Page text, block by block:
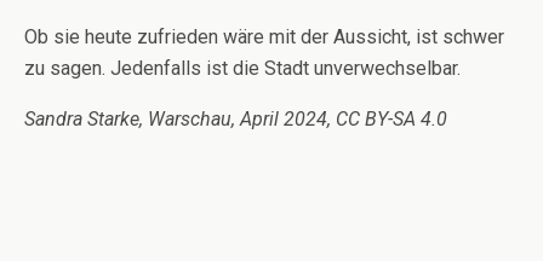
Ob sie heute zufrieden wäre mit der Aussicht, ist schwer
zu sagen. Jedenfalls ist die Stadt unverwechselbar.
Sandra Starke, Warschau, April 2024, CC BY-SA 4.0